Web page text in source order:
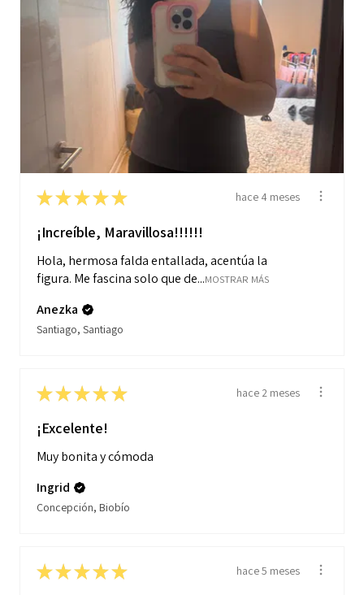
★★★★★ hace 4 meses
¡Increíble, Maravillosa!!!!!!
Hola, hermosa falda entallada, acentúa la
figura. Me fascina solo que de...MOSTRAR MÁS
Anezka
Santiago, Santiago
★★★★★ hace 2 meses
¡Excelente!
Muy bonita y cómoda
Ingrid
Concepción, Biobío
★★★★★ hace 5 meses